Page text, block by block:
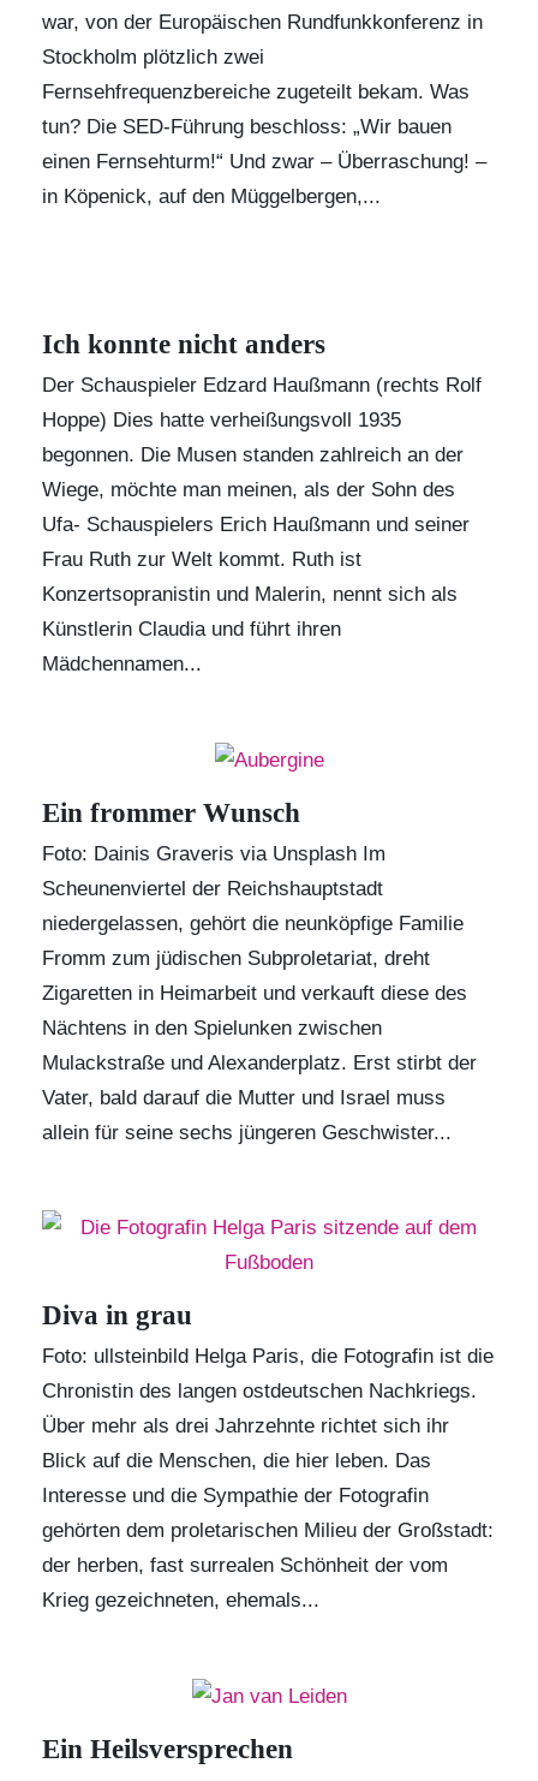
war, von der Europäischen Rundfunkkonferenz in
Stockholm plötzlich zwei
Fernsehfrequenzbereiche zugeteilt bekam. Was
tun? Die SED-Führung beschloss: „Wir bauen
einen Fernsehturm!“ Und zwar – Überraschung! –
in Köpenick, auf den Müggelbergen,...
Ich konnte nicht anders
Der Schauspieler Edzard Haußmann (rechts Rolf
Hoppe) Dies hatte verheißungsvoll 1935
begonnen. Die Musen standen zahlreich an der
Wiege, möchte man meinen, als der Sohn des
Ufa- Schauspielers Erich Haußmann und seiner
Frau Ruth zur Welt kommt. Ruth ist
Konzertsopranistin und Malerin, nennt sich als
Künstlerin Claudia und führt ihren
Mädchennamen...
Ein frommer Wunsch
Foto: Dainis Graveris via Unsplash Im
Scheunenviertel der Reichshauptstadt
niedergelassen, gehört die neunköpfige Familie
Fromm zum jüdischen Subproletariat, dreht
Zigaretten in Heimarbeit und verkauft diese des
Nächtens in den Spielunken zwischen
Mulackstraße und Alexanderplatz. Erst stirbt der
Vater, bald darauf die Mutter und Israel muss
allein für seine sechs jüngeren Geschwister...
Diva in grau
Foto: ullsteinbild Helga Paris, die Fotografin ist die
Chronistin des langen ostdeutschen Nachkriegs.
Über mehr als drei Jahrzehnte richtet sich ihr
Blick auf die Menschen, die hier leben. Das
Interesse und die Sympathie der Fotografin
gehörten dem proletarischen Milieu der Großstadt:
der herben, fast surrealen Schönheit der vom
Krieg gezeichneten, ehemals...
Ein Heilsversprechen